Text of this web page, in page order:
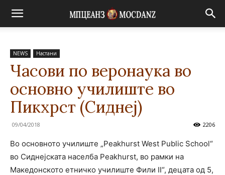
NEWS Настани
Часови по веронаука во
основно училиште во
Пикхрст (Сиднеј)
09/04/2018 2206
Во основното училиште „Peakhurst West Public School“
во Сиднејската населба Peakhurst, во рамки на
Македонското етничко училиште Фили II“, децата од 5,